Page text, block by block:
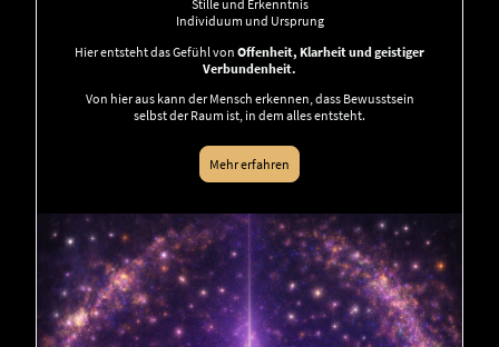
Stille und Erkenntnis
Individuum und Ursprung
Hier entsteht das Gefühl von Offenheit, Klarheit und geistiger
Verbundenheit.
Von hier aus kann der Mensch erkennen, dass Bewusstsein
selbst der Raum ist, in dem alles entsteht.
Mehr erfahren